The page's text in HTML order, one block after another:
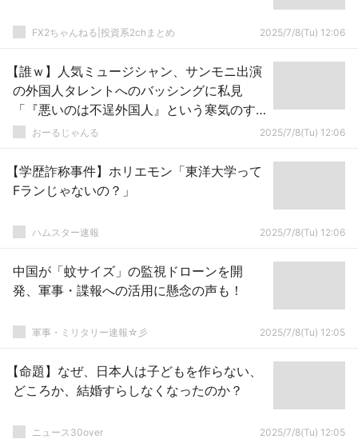
FX2ちゃんねる|投資系2chまとめ 2025/7/8(Tu) 12:06
【誰ｗ】人気ミュージシャン、サンモニ出演
の外国人タレントへのバッシングに私見
「『悪いのは不逞外国人』という寒気のす
るレスが多くついているが…」
おーるじゃんる 2025/7/8(Tu) 12:06
【学歴詐称事件】ホリエモン「東洋大学って
Fランじゃないの？」
ハムスター速報 2025/7/8(Tu) 12:06
中国が「蚊サイズ」の監視ドローンを開
発、軍事・諜報への活用に懸念の声も！
軍事・ミリタリー速報☆彡 2025/7/8(Tu) 12:05
【命題】なぜ、日本人は子どもを作らない、
どころか、結婚すらしなくなったのか？
ニュース30over 2025/7/8(Tu) 12:05